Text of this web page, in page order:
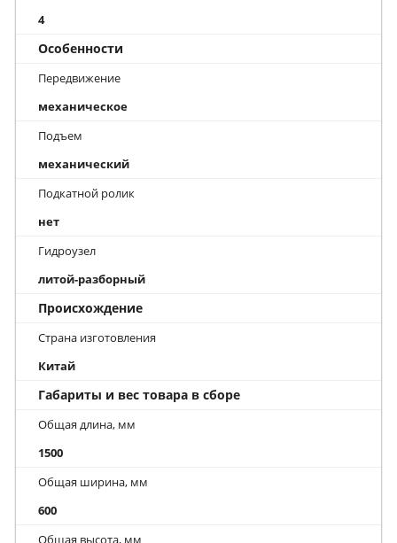
4
Особенности
Передвижение
механическое
Подъем
механический
Подкатной ролик
нет
Гидроузел
литой-разборный
Происхождение
Страна изготовления
Китай
Габариты и вес товара в сборе
Общая длина, мм
1500
Общая ширина, мм
600
Общая высота, мм